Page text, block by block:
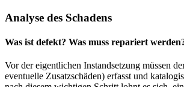
Analyse des Schadens
Was ist defekt? Was muss repariert
Vor der eigentlichen Instandsetzung müssen
eventuelle Zusatzschäden) erfasst und